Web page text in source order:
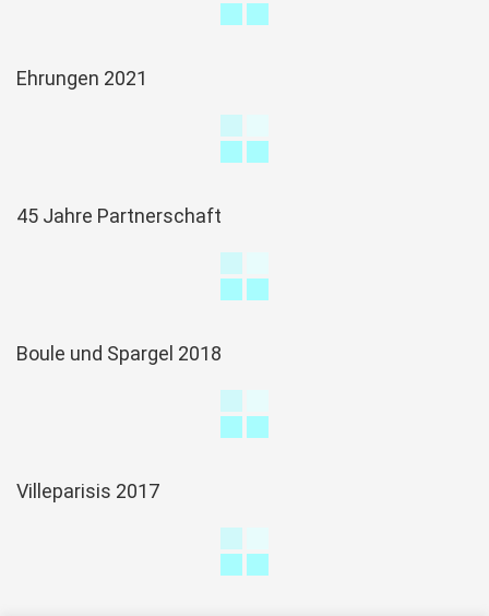
Ehrungen 2021
45 Jahre Partnerschaft
Boule und Spargel 2018
Villeparisis 2017